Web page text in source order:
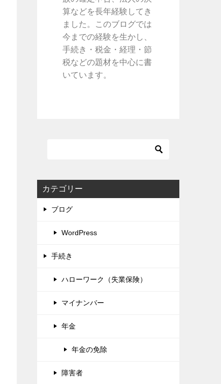
算などを長年経験してき
ました。このブログでは
今までの経験を生かし、
手続き・税金・経理・節
税などの題材を中心に書
いています。
カテゴリー
ブログ
WordPress
手続き
ハローワーク（失業保険）
マイナンバー
年金
年金の免除
障害者